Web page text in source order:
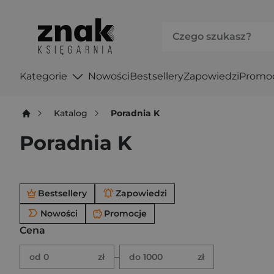
Kategorie NowościBestselleryZapowiedzi
Katalog Poradnia K
Poradnia K
Po użyciu produkty będą automatycznie filtrowane.
Bestsellery
Zapowiedzi
Nowości
Promocje
Cena
Brak ustawionego zakresu ceny.
Podaj zakres ceny w złotych.
od 0 zł – do 1000 zł